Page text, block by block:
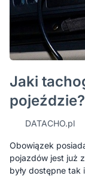
Jaki
pojeździe?
DATACHO.pl
Obowiązek
pojazdów jest już
były dostępne